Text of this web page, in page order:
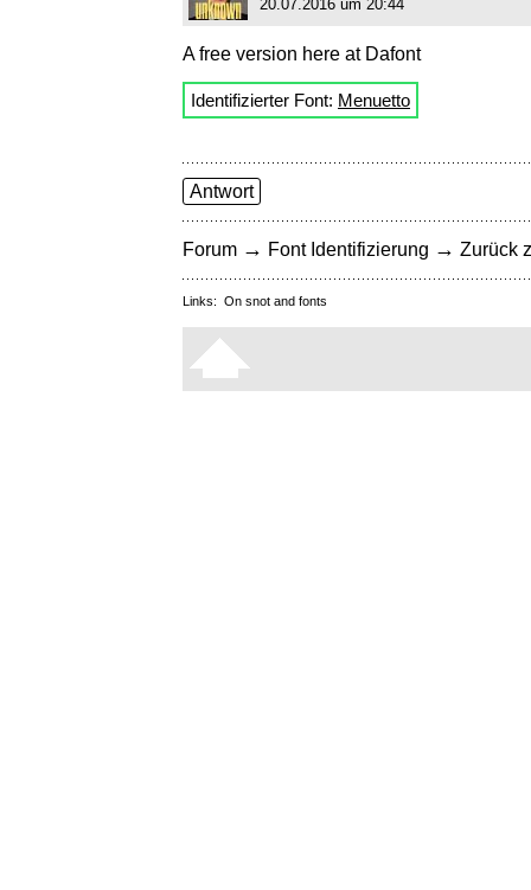
20.07.2016 um 20:44
A free version here at Dafont
Identifizierter Font: Menuetto
Antwort
Forum → Font Identifizierung → Zurück
Links: On snot and fonts